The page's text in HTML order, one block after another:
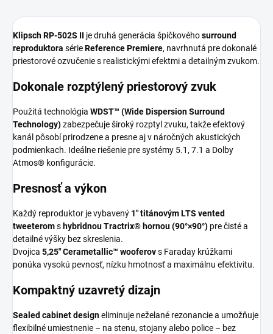
Klipsch RP-502S II je druhá generácia špičkovéhosurround
reproduktora sérieReference Premiere, navrhnutá pre dokonalé
priestorové ozvučenie s realistickými efektmi a detailným zvukom.
Dokonale rozptýlený priestorový zvuk
Použitá technológia WDST™ (Wide Dispersion Surround
Technology)zabezpečuje široký rozptyl zvuku, takže efektový
kanál pôsobí prirodzene a presne aj v náročných akustických
podmienkach. Ideálne riešenie pre systémy 5.1, 7.1 a Dolby
Atmos® konfigurácie.
Presnosť a výkon
Každý reproduktor je vybavený 1″ titánovým LTS vented
tweeteroms hybridnou Tractrix® hornou (90°×90°) pre čisté a
detailné výšky bez skreslenia.
Dvojica 5,25″ Cerametallic™ wooferovs Faraday krúžkami
ponúka vysokú pevnosť, nízku hmotnosť a maximálnu efektivitu.
Kompaktný uzavretý dizajn
Sealed cabinet designeliminuje neželané rezonancie a umožňuje
flexibilné umiestnenie – na stenu, stojany alebo police – bez